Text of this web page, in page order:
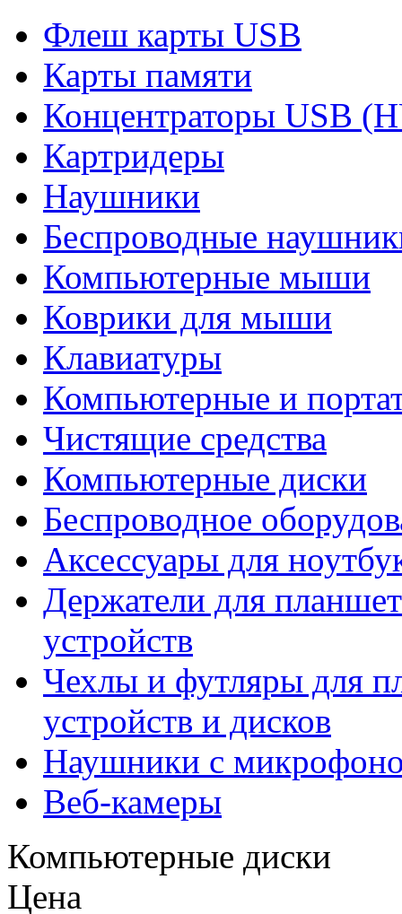
Флеш карты USB
Карты памяти
Концентраторы USB
Картридеры
Наушники
Беспроводные
Компьютерные мыши
Коврики для мыши
Клавиатуры
Компьютерные и
Чистящие средства
Компьютерные диски
Беспроводное
Аксессуары для
Держатели для
устройств
Чехлы и футляры для
устройств и дисков
Наушники с
Веб-камеры
Компьютерные диски
Цена